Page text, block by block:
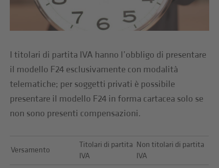
I titolari di partita IVA hanno l’obbligo di presentare
il modello F24 esclusivamente con modalità
telematiche; per soggetti privati è possibile
presentare il modello F24 in forma cartacea solo se
non sono presenti compensazioni.
Versamento
Titolari di partita
IVA
Non titolari di partita
IVA